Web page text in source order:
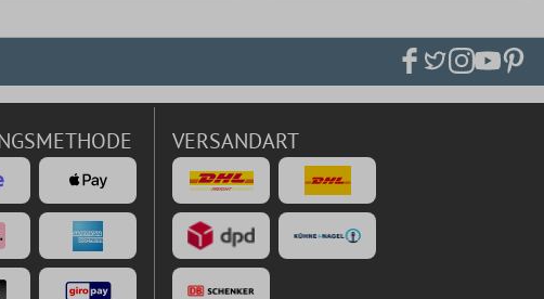
VERSANDART